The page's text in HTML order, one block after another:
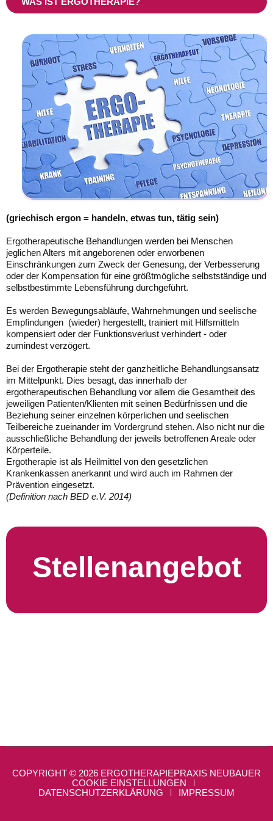
(griechisch ergon = handeln, etwas tun, tätig sein)
Ergotherapeutische Behandlungen werden bei Menschen
jeglichen Alters mit angeborenen oder erworbenen
Einschränkungen zum Zweck der Genesung, der Verbesserung
oder der Kompensation für eine größtmögliche selbstständige und
selbstbestimmte Lebensführung durchgeführt.
Es werden Bewegungsabläufe, Wahrnehmungen und seelische
Empfindungen (wieder) hergestellt, trainiert mit Hilfsmitteln
kompensiert oder der Funktionsverlust verhindert - oder
zumindest verzögert.
Bei der Ergotherapie steht der ganzheitliche Behandlungsansatz
im Mittelpunkt. Dies besagt, das innerhalb der
ergotherapeutischen Behandlung vor allem die Gesamtheit des
jeweiligen Patienten/Klienten mit seinen Bedürfnissen und die
Beziehung seiner einzelnen körperlichen und seelischen
Teilbereiche zueinander im Vordergrund stehen. Also nicht nur die
ausschließliche Behandlung der jeweils betroffenen Areale oder
Körperteile.
Ergotherapie ist als Heilmittel von den gesetzlichen
Krankenkassen anerkannt und wird auch im Rahmen der
Prävention eingesetzt.
(Definition nach BED e.V. 2014)
Stellenangebot
COPYRIGHT © 2026 ERGOTHERAPIEPRAXIS NEUBAUER
COOKIE EINSTELLUNGEN
DATENSCHUTZERKLÄRUNG
IMPRESSUM